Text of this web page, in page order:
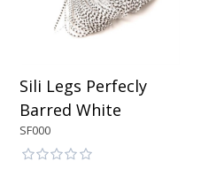
Sili Legs Perfecly
Barred White
SF000